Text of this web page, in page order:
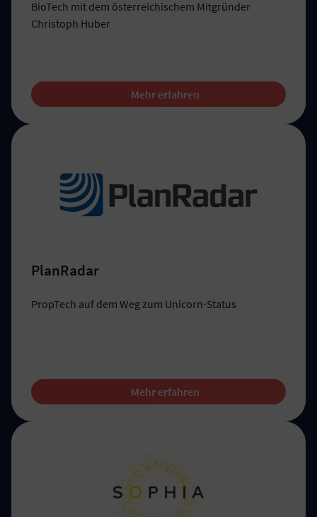
BioTech mit dem österreichischem Mitgründer
Christoph Huber
Mehr erfahren
PlanRadar
PropTech auf dem Weg zum Unicorn-Status
Mehr erfahren